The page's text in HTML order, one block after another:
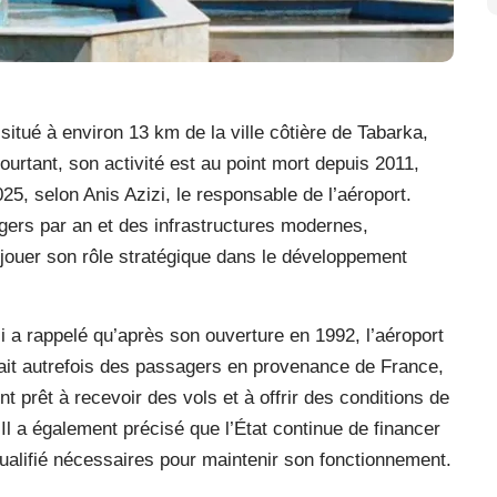
à environ 13 km de la ville côtière de Tabarka,
son activité est au point mort depuis 2011,
selon Anis Azizi, le responsable de l’aéroport.
par an et des infrastructures modernes,
son rôle stratégique dans le développement
rappelé qu’après son ouverture en 1992, l’aéroport
autrefois des passagers en provenance de France,
prêt à recevoir des vols et à offrir des conditions de
également précisé que l’État continue de financer
nécessaires pour maintenir son fonctionnement.